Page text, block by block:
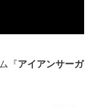
『アイアンサーガ